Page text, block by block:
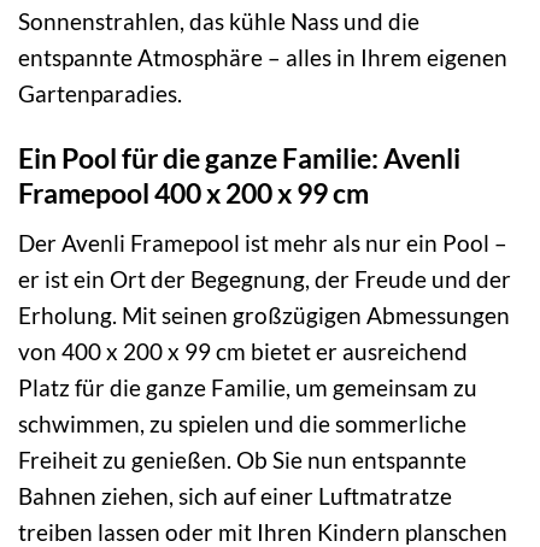
Sonnenstrahlen, das kühle Nass und die
entspannte Atmosphäre – alles in Ihrem eigenen
Gartenparadies.
Ein Pool für die ganze Familie: Avenli
Framepool 400 x 200 x 99 cm
Der Avenli Framepool ist mehr als nur ein Pool –
er ist ein Ort der Begegnung, der Freude und der
Erholung. Mit seinen großzügigen Abmessungen
von 400 x 200 x 99 cm bietet er ausreichend
Platz für die ganze Familie, um gemeinsam zu
schwimmen, zu spielen und die sommerliche
Freiheit zu genießen. Ob Sie nun entspannte
Bahnen ziehen, sich auf einer Luftmatratze
treiben lassen oder mit Ihren Kindern planschen